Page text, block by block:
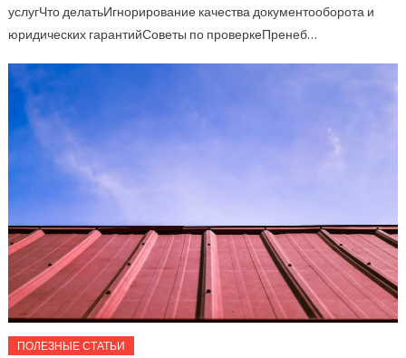
услугЧто делатьИгнорирование качества документооборота и
юридических гарантийСоветы по проверкеПренеб…
ПОЛЕЗНЫЕ СТАТЬИ